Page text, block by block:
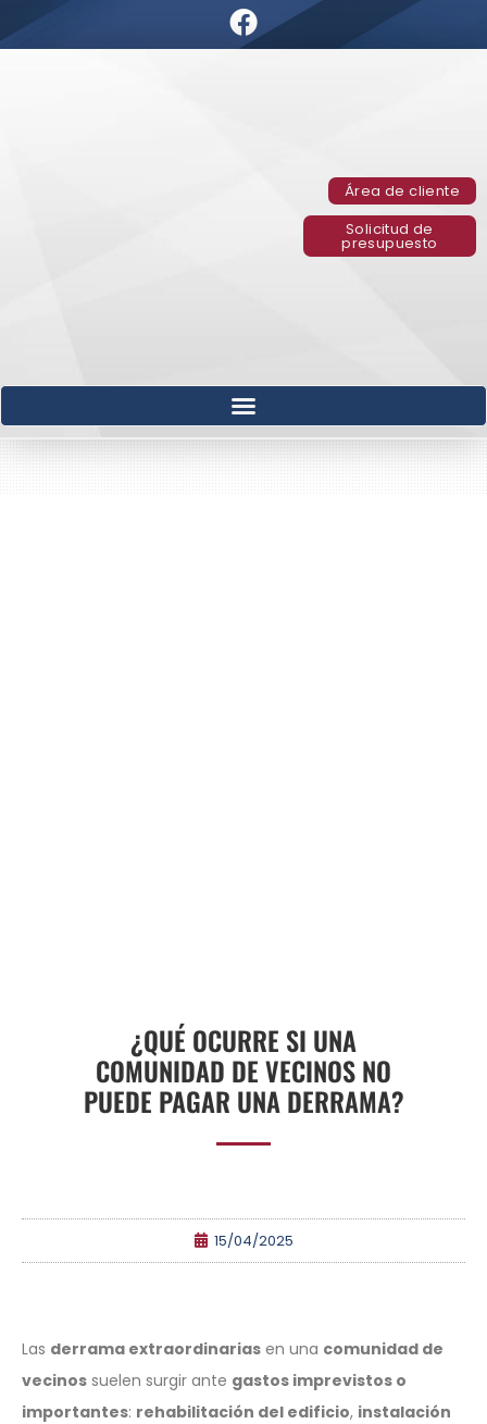
Área de cliente
Solicitud de
presupuesto
¿QUÉ OCURRE SI UNA
COMUNIDAD DE VECINOS NO
PUEDE PAGAR UNA DERRAMA?
15/04/2025
Las derrama extraordinarias en una comunidad de
vecinos suelen surgir ante gastos imprevistos o
importantes: rehabilitación del edificio, instalación